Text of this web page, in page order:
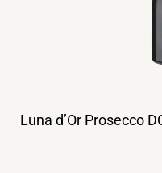
Luna d’Or Prosecco